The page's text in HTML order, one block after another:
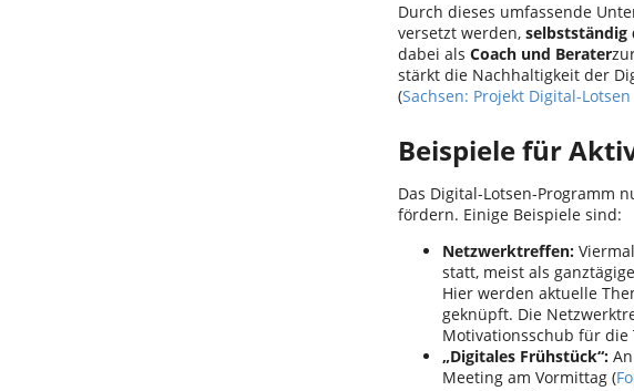
Durch dieses umfassende
versetzt werden, selbstständig
dabei als Coach und Berater
stärkt die Nachhaltigkeit der
(Sachsen: Projekt Digital-
Beispiele für
Das Digital-Lotsen-Programm
fördern. Einige Beispiele sind:
Netzwerktreffen:
statt, meist als
Hier werden aktuelle
geknüpft. Die
Motivationsschub für die
„Digitales Frühstück“:
Meeting am Vormittag (